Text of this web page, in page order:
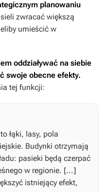
planowaniu
zwracać większą
umieścić w
oddziaływać na siebie
swoje obecne efekty.
tej funkcji:
łąki, lasy, pola
Budynki otrzymają
pasieki będą czerpać
w regionie. [...]
istniejący efekt,